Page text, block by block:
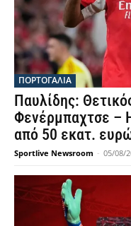
ΠΟΡΤΟΓΑΛΙΑ
Παυλίδης:
Φενέρμπαχτσε –
από 50 εκατ.
Sportlive Newsroom - 05/08/